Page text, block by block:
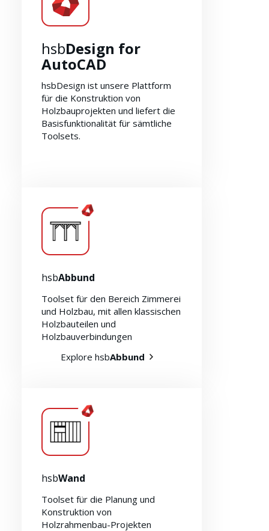
Lösungen
hsbDesign for
AutoCAD
hsbDesign ist unsere Plattform
für die Konstruktion von
Holzbauprojekten und liefert die
Basisfunktionalität für sämtliche
Toolsets.
hsbAbbund
Toolset für den Bereich Zimmerei
und Holzbau, mit allen klassischen
Holzbauteilen und
Holzbauverbindungen
Explore hsbAbbund
hsbWand
Toolset für die Planung und
Konstruktion von
Holzrahmenbau-Projekten